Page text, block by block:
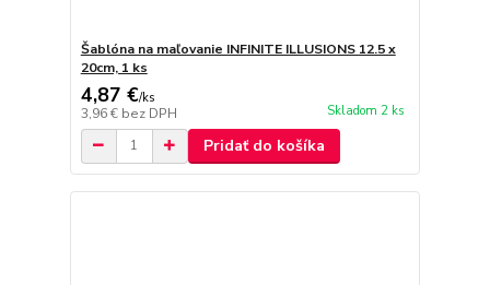
Šablóna na maľovanie INFINITE ILLUSIONS 12.5 x
20cm, 1 ks
4,87 €/ks
3,96 € bez DPH Skladom 2 ks
Pridať do košíka